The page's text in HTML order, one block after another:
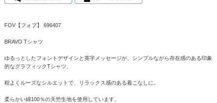
FOV【フォブ】 696407
BRAVO Tシャツ
ゆるっとしたフォントデザインと英字メッセージが、シンプルながら存在感のある印象
的なグラフィックTシャツ。
程よくルーズなシルエットで、リラックス感のある着こなしに。
柔らかい綿100％の天竺生地を使用しています。